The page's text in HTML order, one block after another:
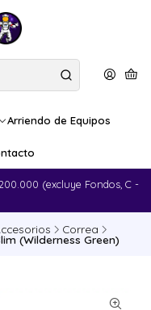
Arriendo de Equipos
(excluye Fondos, C -
Correa
(Wilderness Green)